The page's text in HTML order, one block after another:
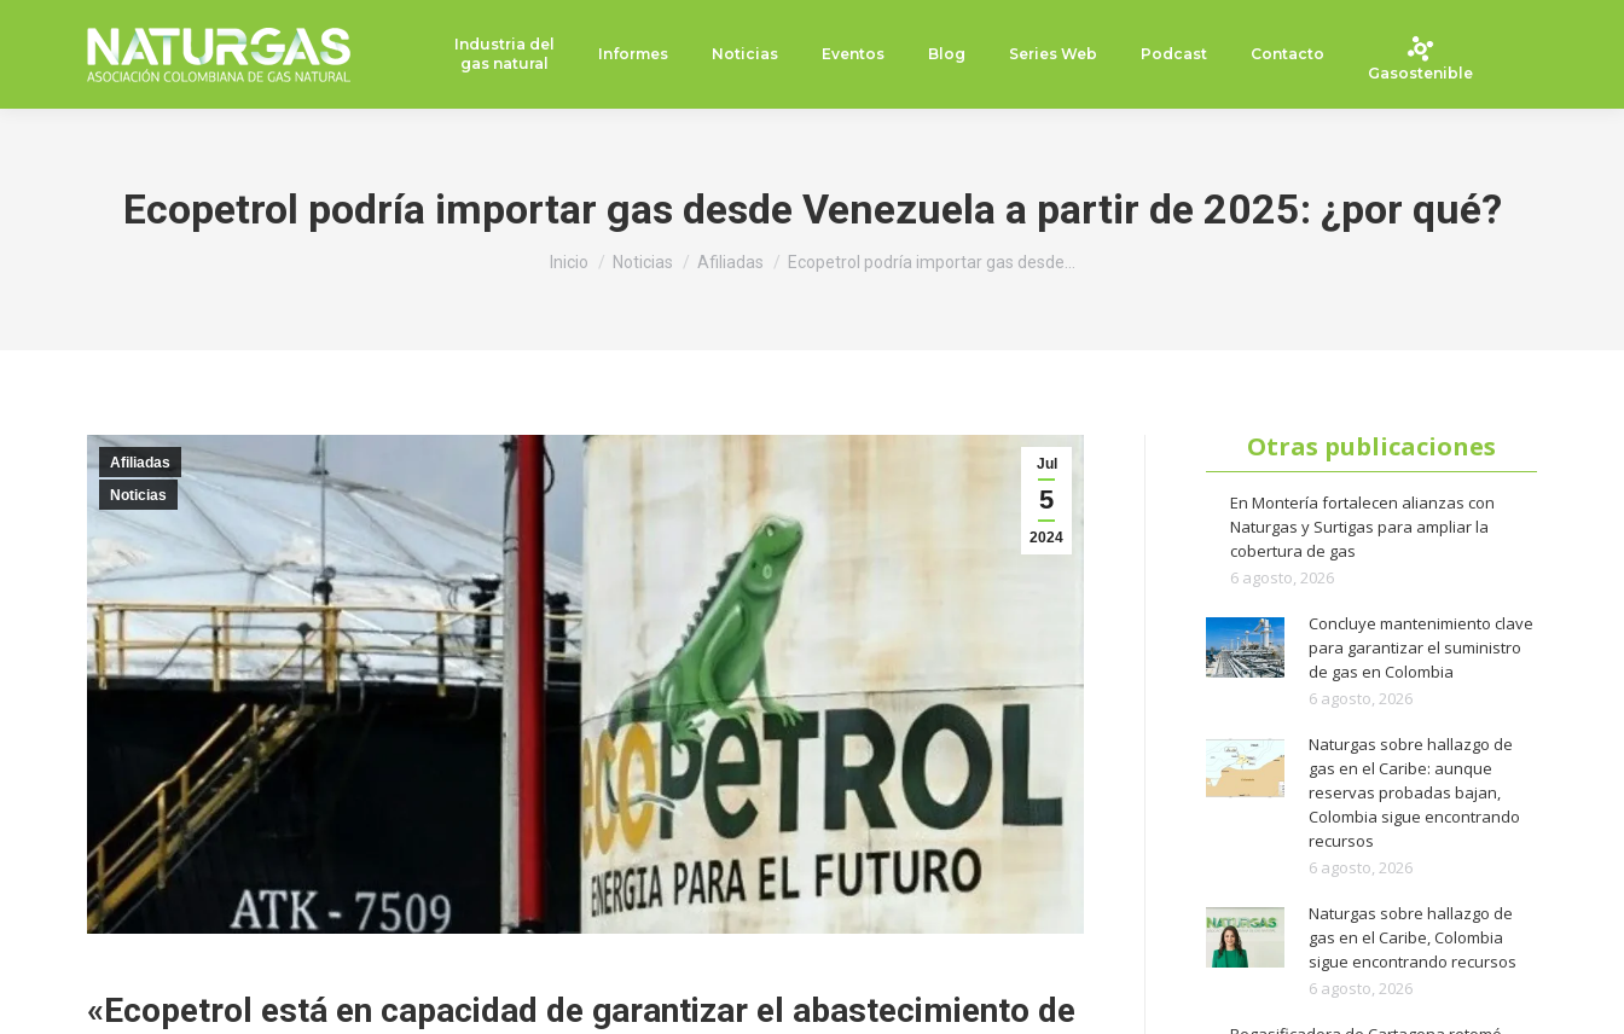
Industria del
gas natural
Informes Noticias Eventos Blog Series Web Podcast
Contacto
Gasostenible
Ecopetrol podría importar gas desde Venezuela a partir de 2025: ¿por qué?
Estás aquí:
Inicio Noticias Afiliadas Ecopetrol podría importar gas desde…
Jul
5
2024
Afiliadas
Noticias
«Ecopetrol está en capacidad de garantizar el abastecimiento de
Otras publicaciones
En Montería fortalecen alianzas con
Naturgas y Surtigas para ampliar la
cobertura de gas
6 agosto, 2026
Concluye mantenimiento clave
para garantizar el suministro
de gas en Colombia
6 agosto, 2026
Naturgas sobre hallazgo de
gas en el Caribe: aunque
reservas probadas bajan,
Colombia sigue encontrando
recursos
6 agosto, 2026
Naturgas sobre hallazgo de
gas en el Caribe, Colombia
sigue encontrando recursos
6 agosto, 2026